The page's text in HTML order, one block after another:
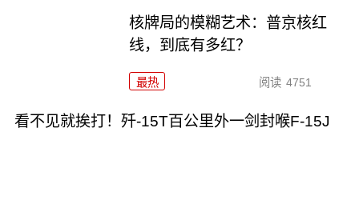
核牌局的模糊艺术：普京核红
线，到底有多红？
最热 阅读 4751
看不见就挨打！歼-15T百公里外一剑封喉F-15J